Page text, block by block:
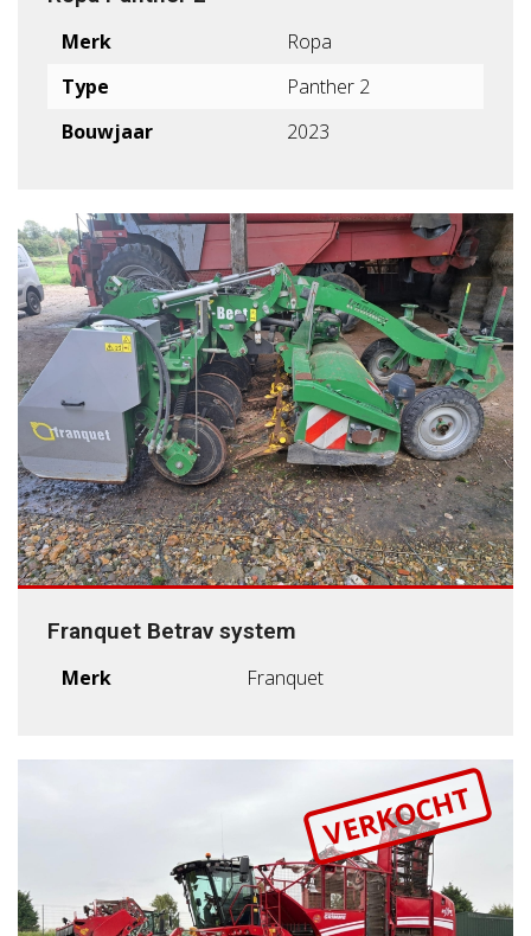
Merk
Ropa
Type
Panther 2
Bouwjaar
2023
Franquet Betrav system
Merk Franquet
VERKOCHT